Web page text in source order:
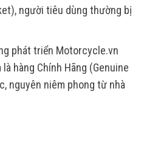
người tiêu dùng thường bị
phát triển Motorcycle.vn
hàng Chính Hãng (Genuine
nguyên niêm phong từ nhà